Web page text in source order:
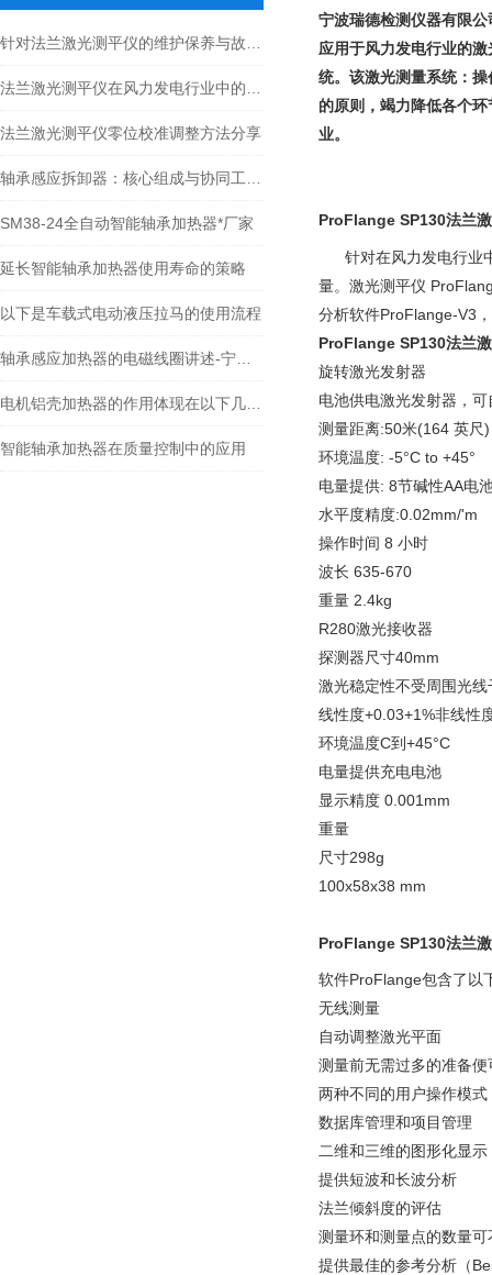
法兰激光测平仪零位校准调整方法分享
SM38-24全自动智能轴承加热器*厂家
延长智能轴承加热器使用寿命的策略
以下是车载式电动液压拉马的使用流程
智能轴承加热器在质量控制中的应用
宁波瑞德检测仪器有限
应用于风力发电行业的
统。该激光测量系统：
的原则，竭力降低各个
业。
ProFlange SP130法兰
针对在风力发电行业
量。激光测平仪
分析软件ProFlange-V3
ProFlange SP130法兰
旋转激光发射器
电池供电激光发射器，
测量距离:50米(164 英尺)
环境温度: -5°C to +45°
电量提供: 8节碱性AA电
水平度精度:0.02mm/'m
操作时间 8 小时
波长 635-670
重量 2.4kg
R280激光接收器
探测器尺寸40mm
激光稳定性不受周围光线
线性度+0.03+1%非线性
环境温度C到+45°C
电量提供充电电池
显示精度 0.001mm
重量
尺寸298g
100x58x38 mm
ProFlange SP130法兰
软件ProFlange包含了以
无线测量
自动调整激光平面
测量前无需过多的准备
两种不同的用户操作模式
数据库管理和项目管理
二维和三维的图形化显示
提供短波和长波分析
法兰倾斜度的评估
测量环和测量点的数量
提供最佳的参考分析（